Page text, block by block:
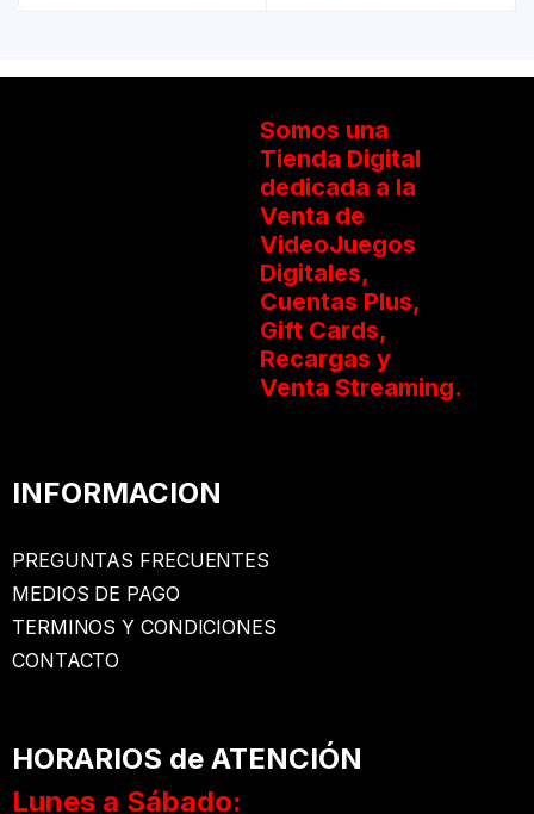
Somos una
Tienda Digital
dedicada a la
Venta de
VideoJuegos
Digitales,
Cuentas Plus,
Gift Cards,
Recargas y
Venta Streaming.
INFORMACION
PREGUNTAS FRECUENTES
MEDIOS DE PAGO
TERMINOS Y CONDICIONES
CONTACTO
HORARIOS de ATENCIÓN
Lunes a Sábado: